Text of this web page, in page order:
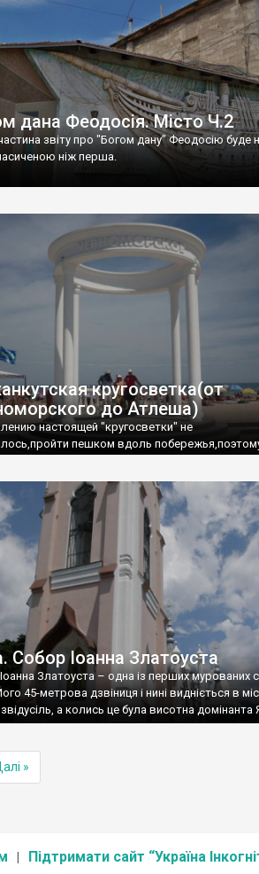
дана Феодосія. Місто Ч.2
звіту про "Богом дану" Феодосію буде
ніж перша.
кругосветка(от
до Атлеша)
настоящей "кругосветки" не
пешком вдоль
Собор Іоанна Златоуста
Златоуста – одна із перших мурованих
45-метрова дзвіниця і нині видніється в
а колись це була висотна домінанта
»
Підтримати сайт “Україна